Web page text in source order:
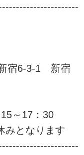
？ツアーの検索・
宿6-3-1 新宿
～17：30
なります